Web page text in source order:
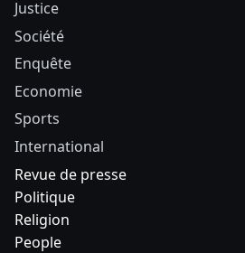
Justice
Société
Enquête
Economie
Sports
International
Revue de presse
Politique
Religion
People